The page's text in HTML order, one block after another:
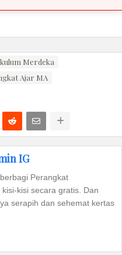
Merdeka
Ajar MA
IG
Perangkat
kisi secara gratis. Dan
serapih dan sehemat kertas